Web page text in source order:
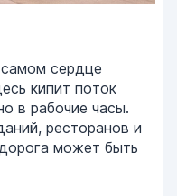
сердце
кипит поток
в рабочие часы.
ресторанов и
может быть